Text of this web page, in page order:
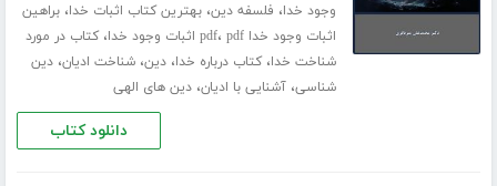
وجود خدا، فلسفه دین،بهترین کتاب اثبات خدا،براهین
اثبات وجود خدا pdf
، pdf اثبات وجود خدا ،کتاب در مورد
شناخت خدا،کتاب درباره خدا،دین،شناخت ادیان،دین
شناسی،آشنایی با ادیان،دین های الهی
دانلود کتاب